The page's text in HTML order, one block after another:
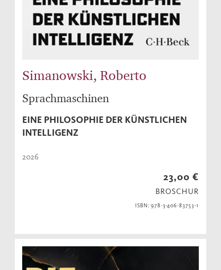
Simanowski, Roberto
Sprachmaschinen
EINE PHILOSOPHIE DER KÜNSTLICHEN
INTELLIGENZ
2026
23,00 €
BROSCHUR
ISBN: 978-3-406-83753-1